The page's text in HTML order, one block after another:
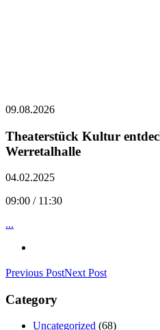
09.08.2026
Theaterstück Kultur
Werretalhalle
04.02.2025
09:00 / 11:30
...
Previous PostNext Post
Category
Uncategorized (68)